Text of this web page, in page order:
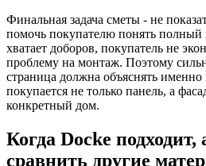
Финальная задача сметы - не
помочь покупателю понять полный
хватает доборов, покупатель не
проблему на монтаж. Поэтому
страница должна объяснять именно
покупается не только панель, а
конкретный дом.
Когда Docke подходит,
сравнить другие